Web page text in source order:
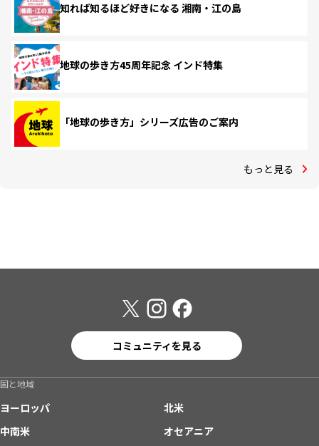
知れば知るほど好きになる 湘南・江の島
地球の歩き方45周年記念 インド特集
「地球の歩き方」シリーズ広告のご案内
もっと見る
コミュニティを見る
国と地域
ヨーロッパ
北米
中南米
オセアニア